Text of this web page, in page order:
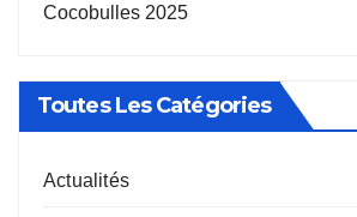
Cocobulles 2025
Toutes Les Catégories
Actualités